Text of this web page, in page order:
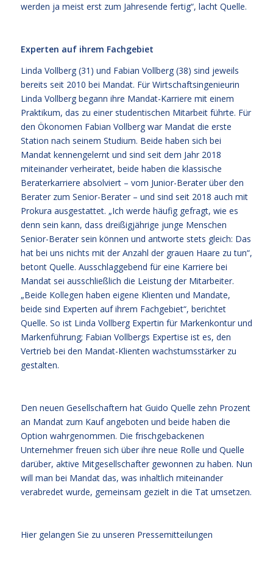
werden ja meist erst zum Jahresende fertig“, lacht Quelle.
Experten auf ihrem Fachgebiet
Linda Vollberg (31) und Fabian Vollberg (38) sind jeweils
bereits seit 2010 bei Mandat. Für Wirtschaftsingenieurin
Linda Vollberg begann ihre Mandat-Karriere mit einem
Praktikum, das zu einer studentischen Mitarbeit führte. Für
den Ökonomen Fabian Vollberg war Mandat die erste
Station nach seinem Studium. Beide haben sich bei
Mandat kennengelernt und sind seit dem Jahr 2018
miteinander verheiratet, beide haben die klassische
Beraterkarriere absolviert – vom Junior-Berater über den
Berater zum Senior-Berater – und sind seit 2018 auch mit
Prokura ausgestattet. „Ich werde häufig gefragt, wie es
denn sein kann, dass dreißigjährige junge Menschen
Senior-Berater sein können und antworte stets gleich: Das
hat bei uns nichts mit der Anzahl der grauen Haare zu tun“,
betont Quelle. Ausschlaggebend für eine Karriere bei
Mandat sei ausschließlich die Leistung der Mitarbeiter.
„Beide Kollegen haben eigene Klienten und Mandate,
beide sind Experten auf ihrem Fachgebiet“, berichtet
Quelle. So ist Linda Vollberg Expertin für Markenkontur und
Markenführung; Fabian Vollbergs Expertise ist es, den
Vertrieb bei den Mandat-Klienten wachstumsstärker zu
gestalten.
Den neuen Gesellschaftern hat Guido Quelle zehn Prozent
an Mandat zum Kauf angeboten und beide haben die
Option wahrgenommen. Die frischgebackenen
Unternehmer freuen sich über ihre neue Rolle und Quelle
darüber, aktive Mitgesellschafter gewonnen zu haben. Nun
will man bei Mandat das, was inhaltlich miteinander
verabredet wurde, gemeinsam gezielt in die Tat umsetzen.
Hier gelangen Sie zu unseren Pressemitteilungen